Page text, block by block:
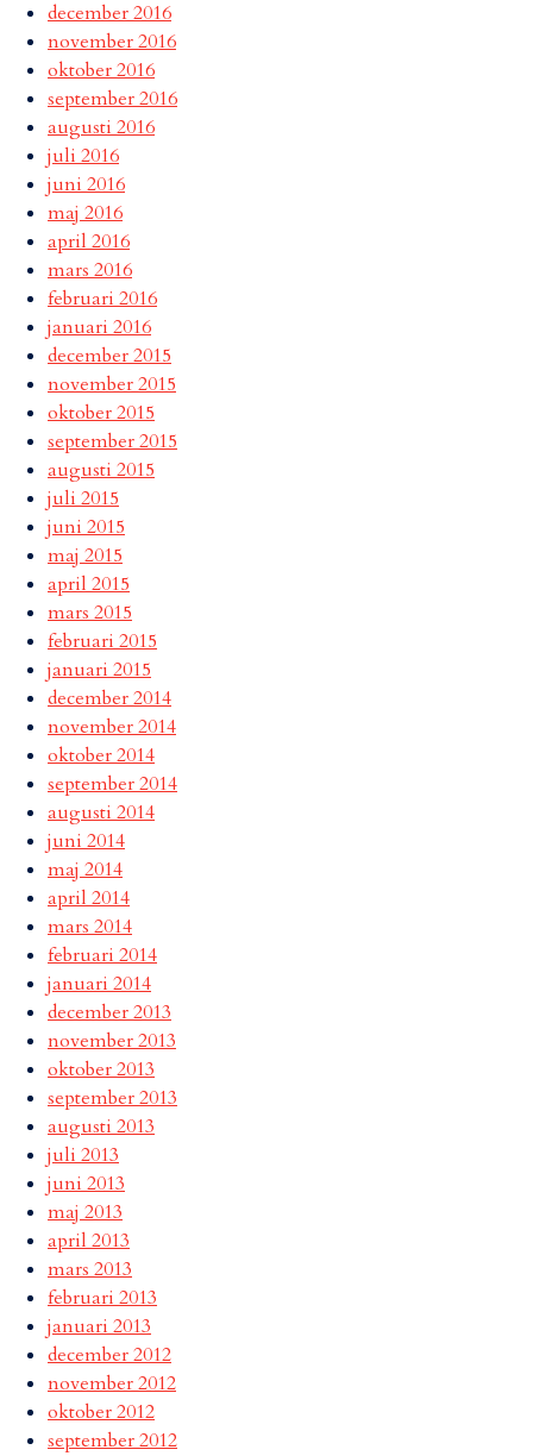
december 2016
november 2016
oktober 2016
september 2016
augusti 2016
juli 2016
juni 2016
maj 2016
april 2016
mars 2016
februari 2016
januari 2016
december 2015
november 2015
oktober 2015
september 2015
augusti 2015
juli 2015
juni 2015
maj 2015
april 2015
mars 2015
februari 2015
januari 2015
december 2014
november 2014
oktober 2014
september 2014
augusti 2014
juni 2014
maj 2014
april 2014
mars 2014
februari 2014
januari 2014
december 2013
november 2013
oktober 2013
september 2013
augusti 2013
juli 2013
juni 2013
maj 2013
april 2013
mars 2013
februari 2013
januari 2013
december 2012
november 2012
oktober 2012
september 2012